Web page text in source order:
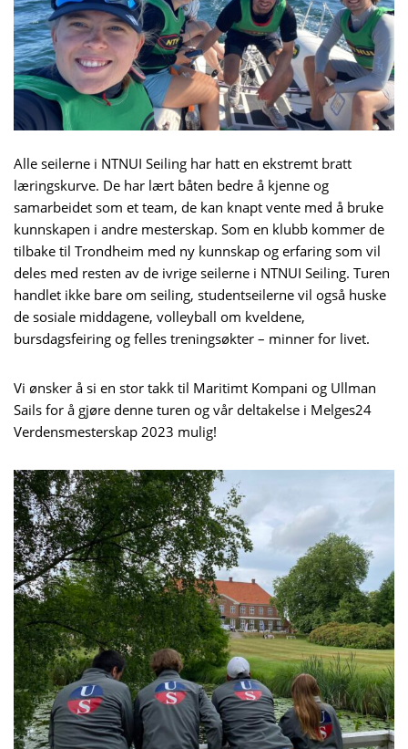
Alle seilerne i NTNUI Seiling har hatt en ekstremt bratt
læringskurve. De har lært båten bedre å kjenne og
samarbeidet som et team, de kan knapt vente med å bruke
kunnskapen i andre mesterskap. Som en klubb kommer de
tilbake til Trondheim med ny kunnskap og erfaring som vil
deles med resten av de ivrige seilerne i NTNUI Seiling. Turen
handlet ikke bare om seiling, studentseilerne vil også huske
de sosiale middagene, volleyball om kveldene,
bursdagsfeiring og felles treningsøkter – minner for livet.
Vi ønsker å si en stor takk til Maritimt Kompani og Ullman
Sails for å gjøre denne turen og vår deltakelse i Melges24
Verdensmesterskap 2023 mulig!